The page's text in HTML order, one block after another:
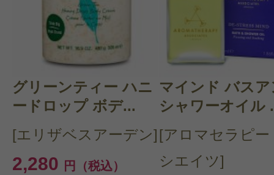
感じた効能：むくみ・冷え/痩身・ス
ィライン
購入品：カーミング バスアンドシャ
こちらははじめての香りでとても
おりました。どれも良いのですが
グリーンティー ハニ
ードロップ ボデ...
[エリザベスアーデン]
2,280 円（税込）
マインド バス
シャワーオイル
[アロマセラピー
シエイツ]